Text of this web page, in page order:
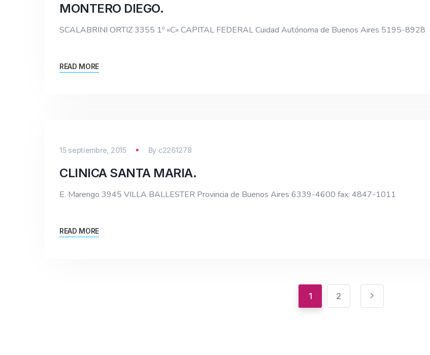
MONTERO DIEGO.
SCALABRINI ORTIZ 3355 1º «C» CAPITAL FEDERAL Cuidad Autónoma de Buenos Aires 5195-8928
READ MORE
15 septiembre, 2015 By c2261278
CLINICA SANTA MARIA.
E. Marengo 3945 VILLA BALLESTER Provincia de Buenos Aires 6339-4600 fax: 4847-1011
READ MORE
1 2